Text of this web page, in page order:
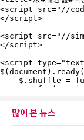
많이 본 뉴스